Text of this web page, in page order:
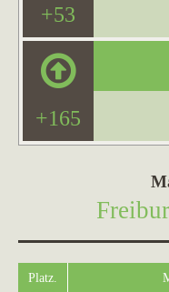
+53
+165
Platz.